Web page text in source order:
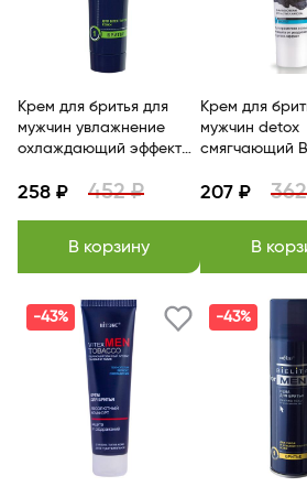
Крем для бритья для
мужчин увлажнение
охлаждающий эффект
258 ₽ 452 ₽
В корзину
Крем для
мужчин detox
смягчающий
207 ₽
В
-43% -43%